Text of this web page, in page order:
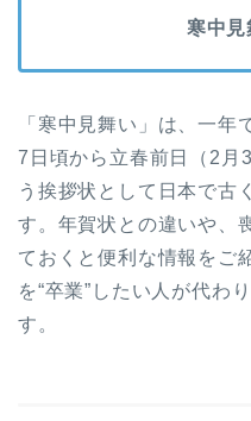
寒中見
「寒中見舞い」は、一年
7日頃から立春前日（2月
う挨拶状として日本で古
す。年賀状との違いや、
ておくと便利な情報をご
を“卒業”したい人が代わ
す。